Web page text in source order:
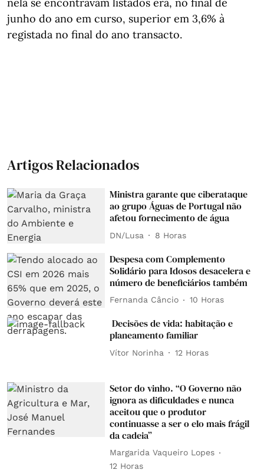
junho do ano em curso, superior em 3,6% à
registada no final do ano transacto.
Artigos Relacionados
Ministra garante que ciberataque
ao grupo Águas de Portugal não
afetou fornecimento de água
DN/Lusa 8 Horas
Despesa com Complemento
Solidário para Idosos desacelera e
número de beneficiários também
Fernanda Câncio 10 Horas
Decisões de vida: habitação e
planeamento familiar
Vítor Norinha 12 Horas
Setor do vinho. “O Governo não
ignora as dificuldades e nunca
aceitou que o produtor
continuasse a ser o elo mais frágil
da cadeia”
Margarida Vaqueiro Lopes
12 Horas